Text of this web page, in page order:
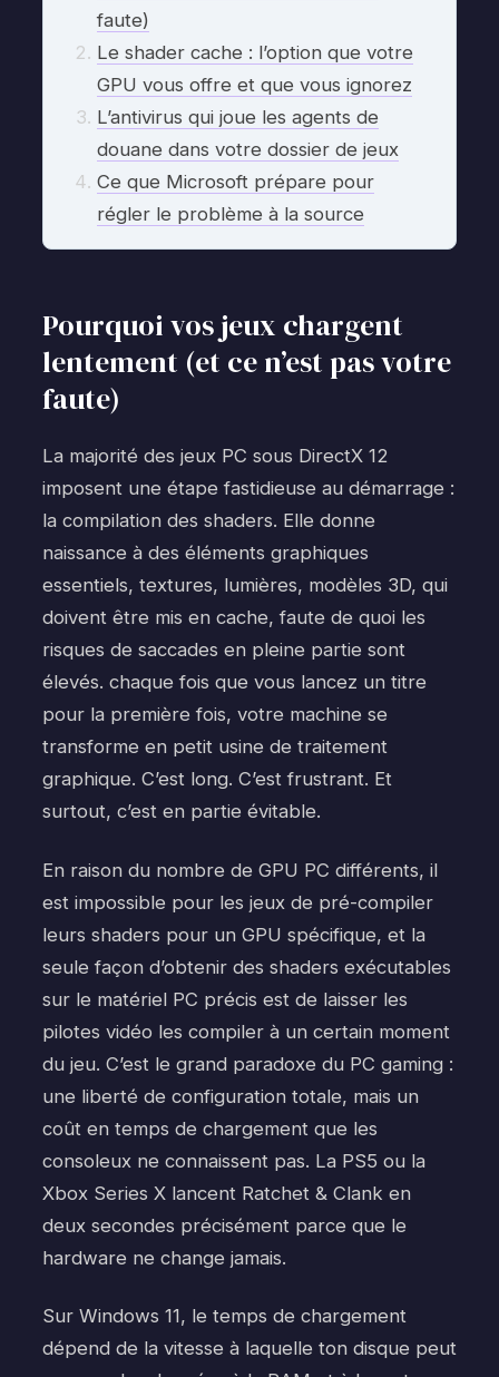
faute)
Le shader cache : l’option que votre
GPU vous offre et que vous ignorez
L’antivirus qui joue les agents de
douane dans votre dossier de jeux
Ce que Microsoft prépare pour
régler le problème à la source
Pourquoi vos jeux chargent
lentement (et ce n’est pas votre
faute)
La majorité des jeux PC sous DirectX 12
imposent une étape fastidieuse au démarrage :
la compilation des shaders. Elle donne
naissance à des éléments graphiques
essentiels, textures, lumières, modèles 3D, qui
doivent être mis en cache, faute de quoi les
risques de saccades en pleine partie sont
élevés. chaque fois que vous lancez un titre
pour la première fois, votre machine se
transforme en petit usine de traitement
graphique. C’est long. C’est frustrant. Et
surtout, c’est en partie évitable.
En raison du nombre de GPU PC différents, il
est impossible pour les jeux de pré-compiler
leurs shaders pour un GPU spécifique, et la
seule façon d’obtenir des shaders exécutables
sur le matériel PC précis est de laisser les
pilotes vidéo les compiler à un certain moment
du jeu. C’est le grand paradoxe du PC gaming :
une liberté de configuration totale, mais un
coût en temps de chargement que les
consoleux ne connaissent pas. La PS5 ou la
Xbox Series X lancent Ratchet & Clank en
deux secondes précisément parce que le
hardware ne change jamais.
Sur Windows 11, le temps de chargement
dépend de la vitesse à laquelle ton disque peut